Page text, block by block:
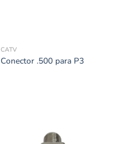
CATV
Conector .500 para P3